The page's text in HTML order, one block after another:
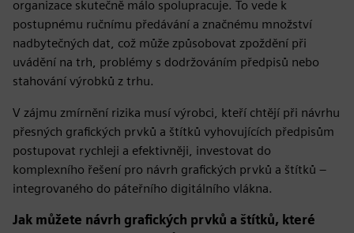
organizace skutečně málo spolupracuje. To vede k
postupnému ručnímu předávání a značnému množství
nadbytečných dat, což může způsobovat zpoždění při
uvádění na trh, problémy s dodržováním předpisů nebo
stahování výrobků z trhu.
V zájmu zmírnění rizika musí výrobci, kteří chtějí při návrhu
přesných grafických prvků a štítků vyhovujících předpisům
postupovat rychleji a efektivněji, investovat do
komplexního řešení pro návrh grafických prvků a štítků –
integrovaného do páteřního digitálního vlákna.
Jak můžete návrh grafických prvků a štítků, které